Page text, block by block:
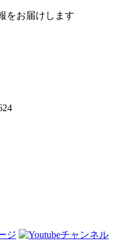
をお届けします